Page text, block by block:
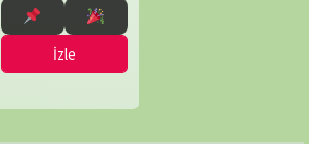
Stubberfield
İzle